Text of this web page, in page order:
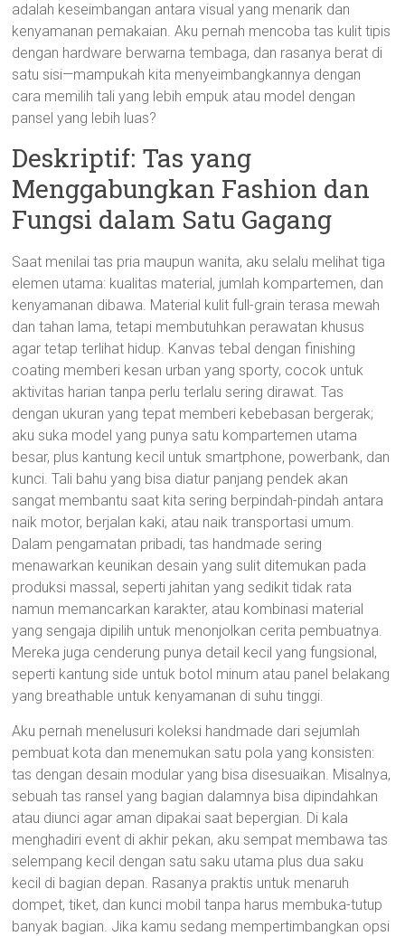
adalah keseimbangan antara visual yang menarik dan
kenyamanan pemakaian. Aku pernah mencoba tas kulit tipis
dengan hardware berwarna tembaga, dan rasanya berat di
satu sisi—mampukah kita menyeimbangkannya dengan
cara memilih tali yang lebih empuk atau model dengan
pansel yang lebih luas?
Deskriptif: Tas yang
Menggabungkan Fashion dan
Fungsi dalam Satu Gagang
Saat menilai tas pria maupun wanita, aku selalu melihat tiga
elemen utama: kualitas material, jumlah kompartemen, dan
kenyamanan dibawa. Material kulit full-grain terasa mewah
dan tahan lama, tetapi membutuhkan perawatan khusus
agar tetap terlihat hidup. Kanvas tebal dengan finishing
coating memberi kesan urban yang sporty, cocok untuk
aktivitas harian tanpa perlu terlalu sering dirawat. Tas
dengan ukuran yang tepat memberi kebebasan bergerak;
aku suka model yang punya satu kompartemen utama
besar, plus kantung kecil untuk smartphone, powerbank, dan
kunci. Tali bahu yang bisa diatur panjang pendek akan
sangat membantu saat kita sering berpindah-pindah antara
naik motor, berjalan kaki, atau naik transportasi umum.
Dalam pengamatan pribadi, tas handmade sering
menawarkan keunikan desain yang sulit ditemukan pada
produksi massal, seperti jahitan yang sedikit tidak rata
namun memancarkan karakter, atau kombinasi material
yang sengaja dipilih untuk menonjolkan cerita pembuatnya.
Mereka juga cenderung punya detail kecil yang fungsional,
seperti kantung side untuk botol minum atau panel belakang
yang breathable untuk kenyamanan di suhu tinggi.
Aku pernah menelusuri koleksi handmade dari sejumlah
pembuat kota dan menemukan satu pola yang konsisten:
tas dengan desain modular yang bisa disesuaikan. Misalnya,
sebuah tas ransel yang bagian dalamnya bisa dipindahkan
atau diunci agar aman dipakai saat bepergian. Di kala
menghadiri event di akhir pekan, aku sempat membawa tas
selempang kecil dengan satu saku utama plus dua saku
kecil di bagian depan. Rasanya praktis untuk menaruh
dompet, tiket, dan kunci mobil tanpa harus membuka-tutup
banyak bagian. Jika kamu sedang mempertimbangkan opsi